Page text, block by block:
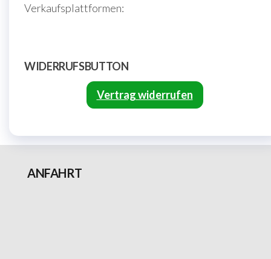
Verkaufsplattformen:
WIDERRUFSBUTTON
Vertrag widerrufen
ANFAHRT